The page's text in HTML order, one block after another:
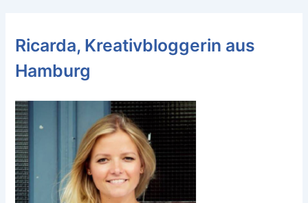
Ricarda, Kreativbloggerin aus
Hamburg